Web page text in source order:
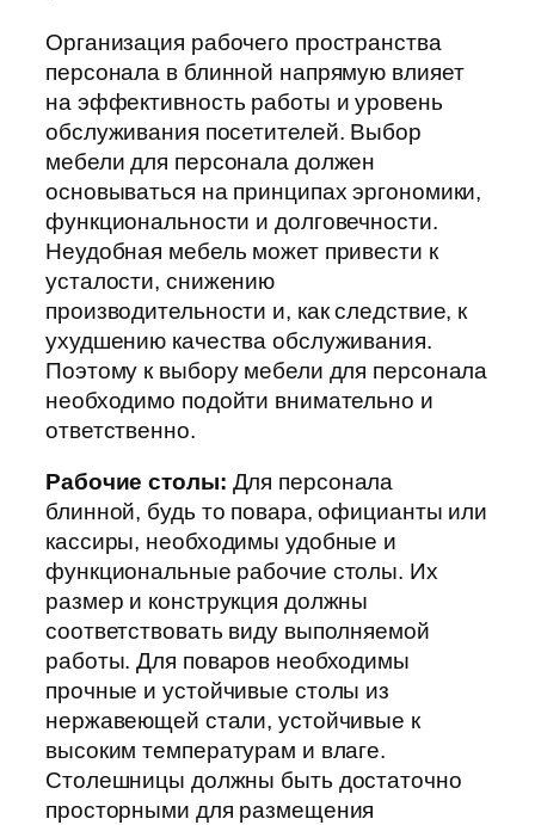
Организация рабочего пространства
персонала в блинной напрямую влияет
на эффективность работы и уровень
обслуживания посетителей. Выбор
мебели для персонала должен
основываться на принципах эргономики,
функциональности и долговечности.
Неудобная мебель может привести к
усталости, снижению
производительности и, как следствие, к
ухудшению качества обслуживания.
Поэтому к выбору мебели для персонала
необходимо подойти внимательно и
ответственно.
Рабочие столы: Для персонала
блинной, будь то повара, официанты или
кассиры, необходимы удобные и
функциональные рабочие столы. Их
размер и конструкция должны
соответствовать виду выполняемой
работы. Для поваров необходимы
прочные и устойчивые столы из
нержавеющей стали, устойчивые к
высоким температурам и влаге.
Столешницы должны быть достаточно
просторными для размещения